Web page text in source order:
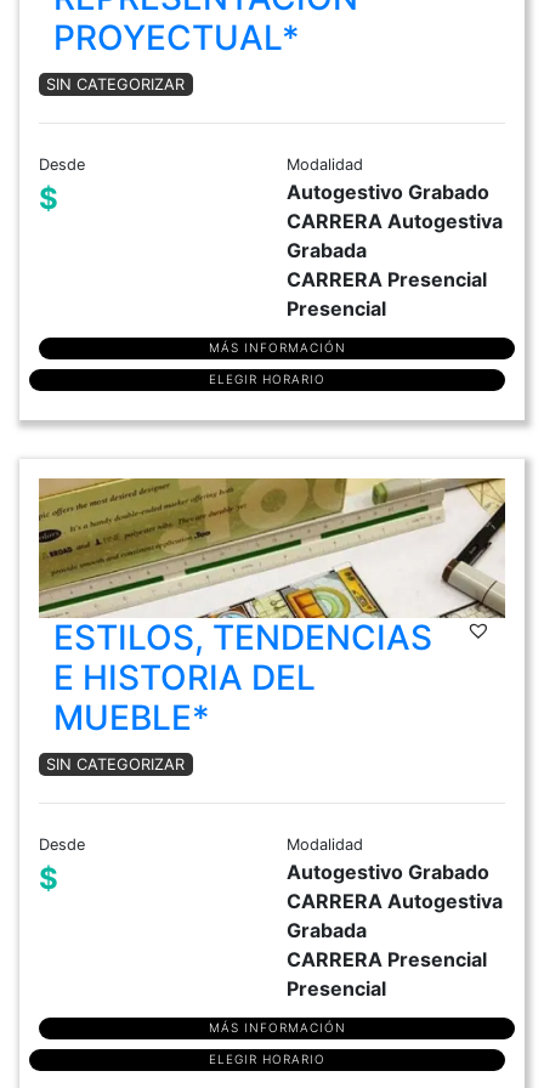
PROYECTUAL*
SIN CATEGORIZAR
Desde
$
Modalidad
Autogestivo Grabado
CARRERA Autogestiva
Grabada
CARRERA Presencial
Presencial
MÁS INFORMACIÓN
ELEGIR HORARIO
ESTILOS, TENDENCIAS
E HISTORIA DEL
MUEBLE*
SIN CATEGORIZAR
Desde
$
Modalidad
Autogestivo Grabado
CARRERA Autogestiva
Grabada
CARRERA Presencial
Presencial
MÁS INFORMACIÓN
ELEGIR HORARIO